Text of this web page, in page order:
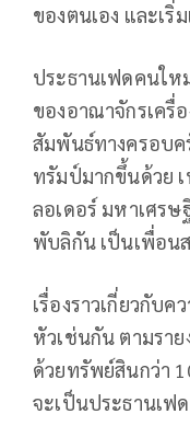
ของตนเอง และเริ่
ประธานเฟดคนให
ของอาณาจักรเครื่
สัมพันธ์ทางครอบค
ทรัมป์มากขึ้นด้วย
ลอเดอร์ มหาเศร
พับลิกัน เป็นเพื่อน
เรื่องราวเกี่ยวกับ
หัวเช่นกัน ตามรา
ด้วยทรัพย์สินกว่า
จะเป็นประธานเฟ